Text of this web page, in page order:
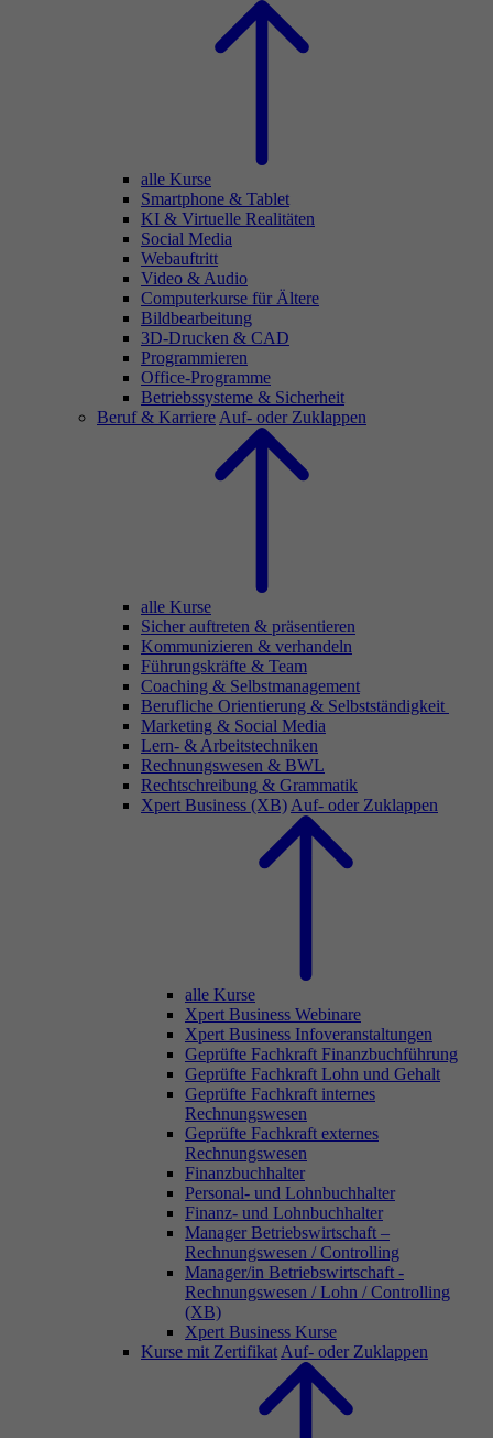
alle Kurse
Smartphone & Tablet
KI & Virtuelle Realitäten
Social Media
Webauftritt
Video & Audio
Computerkurse für Ältere
Bildbearbeitung
3D-Drucken & CAD
Programmieren
Office-Programme
Betriebssysteme & Sicherheit
Beruf & Karriere Auf- oder Zuklappen
alle Kurse
Sicher auftreten & präsentieren
Kommunizieren & verhandeln
Führungskräfte & Team
Coaching & Selbstmanagement
Berufliche Orientierung & Selbstständigkeit
Marketing & Social Media
Lern- & Arbeitstechniken
Rechnungswesen & BWL
Rechtschreibung & Grammatik
Xpert Business (XB) Auf- oder Zuklappen
alle Kurse
Xpert Business Webinare
Xpert Business Infoveranstaltungen
Geprüfte Fachkraft Finanzbuchführung
Geprüfte Fachkraft Lohn und Gehalt
Geprüfte Fachkraft internes
Rechnungswesen
Geprüfte Fachkraft externes
Rechnungswesen
Finanzbuchhalter
Personal- und Lohnbuchhalter
Finanz- und Lohnbuchhalter
Manager Betriebswirtschaft –
Rechnungswesen / Controlling
Manager/in Betriebswirtschaft -
Rechnungswesen / Lohn / Controlling
(XB)
Xpert Business Kurse
Kurse mit Zertifikat Auf- oder Zuklappen